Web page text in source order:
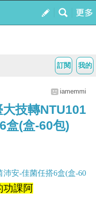
我的
訂閱
iamemmi
技轉NTU101
盒(盒-60包)
沛安-佳菌任搭6盒(盒-60
功課阿